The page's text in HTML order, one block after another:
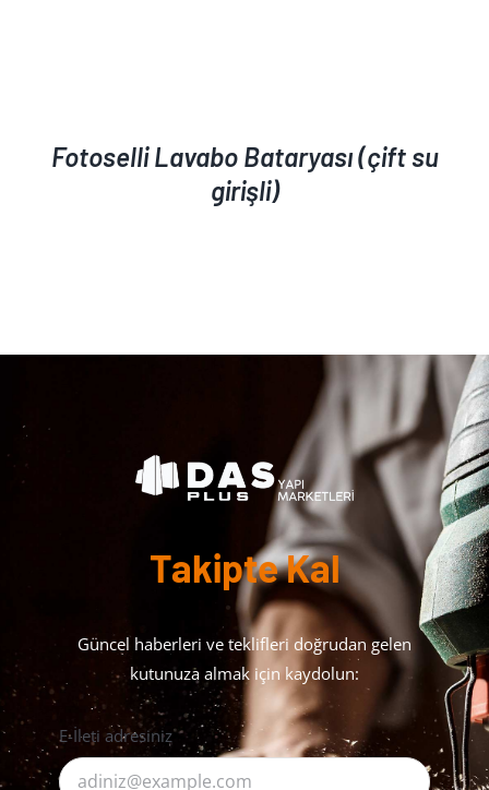
Fotoselli Lavabo Bataryası (çift su
girişli)
Takipte Kal
Güncel haberleri ve teklifleri doğrudan gelen
kutunuza almak için kaydolun:
E-İleti adresiniz